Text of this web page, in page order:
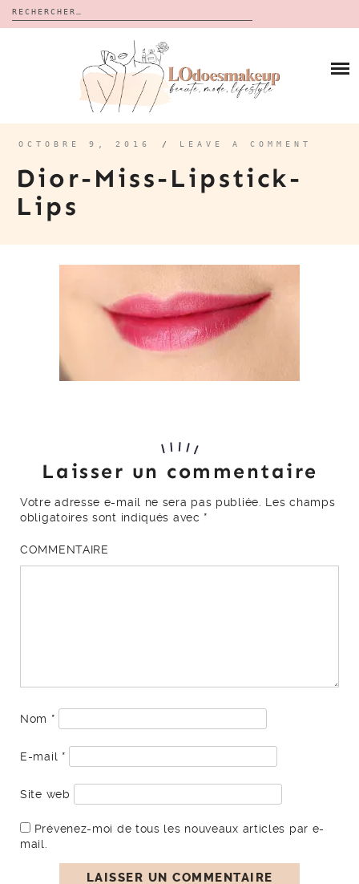
Rechercher :
CALENDRIERS DE L’AVENT
BON PLAN
À PROPOS
CONTACT
OCTOBRE 9, 2016 / LEAVE A COMMENT
Dior-Miss-Lipstick-
Lips
Laisser un commentaire
Votre adresse e-mail ne sera pas publiée.
Les champs
obligatoires sont indiqués avec *
COMMENTAIRE
Nom *
E-mail *
Site web
Prévenez-moi de tous les nouveaux articles par e-
mail.